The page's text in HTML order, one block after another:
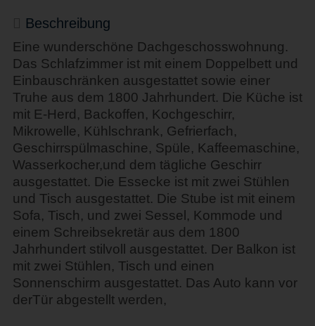
Beschreibung
Eine wunderschöne Dachgeschosswohnung.
Das Schlafzimmer ist mit einem Doppelbett und
Einbauschränken ausgestattet sowie einer
Truhe aus dem 1800 Jahrhundert. Die Küche ist
mit E-Herd, Backoffen, Kochgeschirr,
Mikrowelle, Kühlschrank, Gefrierfach,
Geschirrspülmaschine, Spüle, Kaffeemaschine,
Wasserkocher,und dem tägliche Geschirr
ausgestattet. Die Essecke ist mit zwei Stühlen
und Tisch ausgestattet. Die Stube ist mit einem
Sofa, Tisch, und zwei Sessel, Kommode und
einem Schreibsekretär aus dem 1800
Jahrhundert stilvoll ausgestattet. Der Balkon ist
mit zwei Stühlen, Tisch und einen
Sonnenschirm ausgestattet. Das Auto kann vor
derTür abgestellt werden,